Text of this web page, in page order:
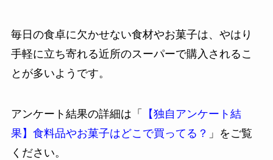
毎日の食卓に欠かせない食材やお菓子は、やはり
手軽に立ち寄れる近所のスーパーで購入されるこ
とが多いようです。
アンケート結果の詳細は「
【独自アンケート結
果】食料品やお菓子はどこで買ってる？ 」をご覧
ください。